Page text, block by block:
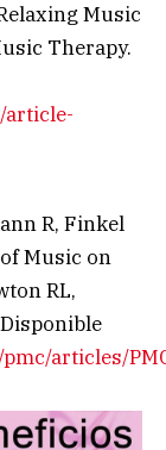
Music
Therapy.
article-
R, Finkel
Music on
RL,
articles/